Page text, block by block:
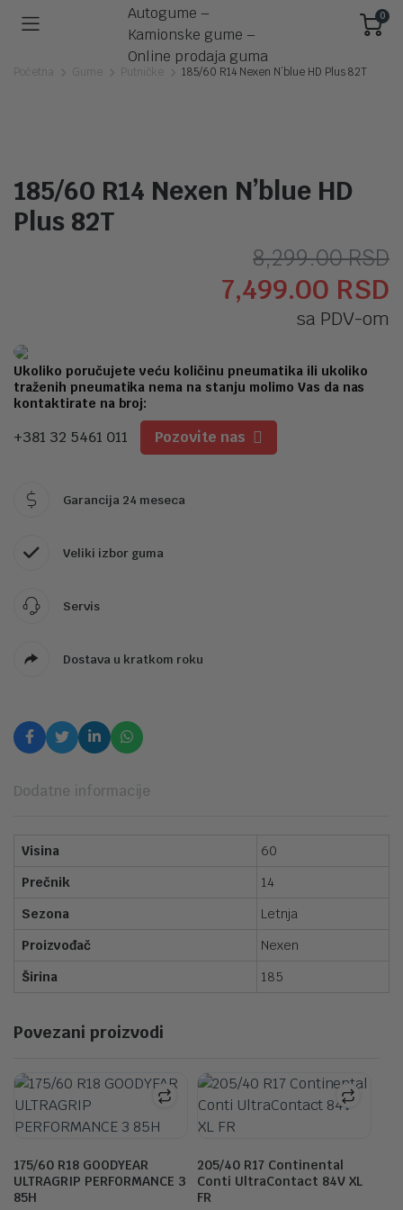
0
Početna Gume Putničke 185/60 R14 Nexen N’blue HD Plus 82T
185/60 R14 Nexen N’blue HD
Plus 82T
8,299.00RSD
7,499.00 RSD
sa PDV-om
Ukoliko poručujete veću količinu pneumatika ili ukoliko
traženih pneumatika nema na stanju molimo Vas da nas
kontaktirate na broj:
+381 32 5461 011 Pozovite nas
Garancija 24 meseca
Veliki izbor guma
Servis
Dostava u kratkom roku
Dodatne informacije
Visina
60
Prečnik
14
Sezona
Letnja
Proizvođač
Nexen
Širina
185
Povezani proizvodi
175/60 R18 GOODYEAR
ULTRAGRIP PERFORMANCE 3
85H
205/40 R17 Continental
Conti UltraContact 84V XL
FR